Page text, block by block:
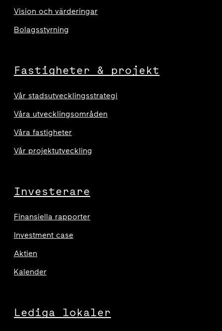
Vision och värderingar
Bolagsstyrning
Fastigheter & projekt
Vår stadsutvecklingsstrategi
Våra utvecklingsområden
Våra fastigheter
Vår projektutveckling
Investerare
Finansiella rapporter
Investment case
Aktien
Kalender
Lediga lokaler